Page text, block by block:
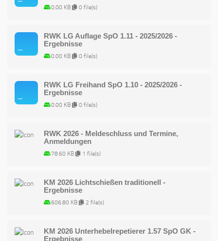
0.00 KB 0 file(s)
RWK LG Auflage SpO 1.11 - 2025/2026 -
Ergebnisse
0.00 KB 0 file(s)
RWK LG Freihand SpO 1.10 - 2025/2026 -
Ergebnisse
0.00 KB 0 file(s)
RWK 2026 - Meldeschluss und Termine,
Anmeldungen
78.60 KB 1 file(s)
KM 2026 Lichtschießen traditionell -
Ergebnisse
606.80 KB 2 file(s)
KM 2026 Unterhebelrepetierer 1.57 SpO GK -
Ergebnisse